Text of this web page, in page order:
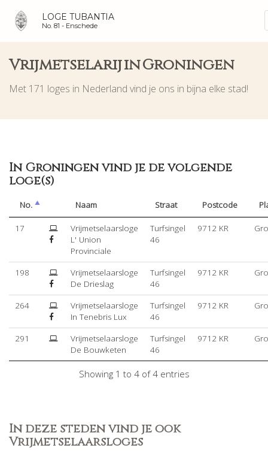
LOGE TUBANTIA
No. 81 - Enschede
Vrijmetselarij in Groningen
Met 171 loges in Nederland vind je ons in bijna elke stad!
In Groningen vind je de volgende
loge(s)
No. Naam Straat Postcode
17
Vrijmetselaarsloge
L' Union
Provinciale
Turfsingel
46
9712 KR
198
Vrijmetselaarsloge
De Drieslag
Turfsingel
46
9712 KR
264
Vrijmetselaarsloge
In Tenebris Lux
Turfsingel
46
9712 KR
291
Vrijmetselaarsloge
De Bouwketen
Turfsingel
46
9712 KR
Showing 1 to 4 of 4 entries
In deze steden vind je ook
Vrijmetselaarsloges